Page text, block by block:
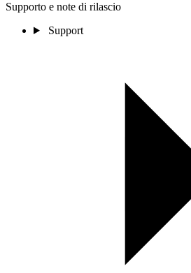
Supporto e note di rilascio
Support